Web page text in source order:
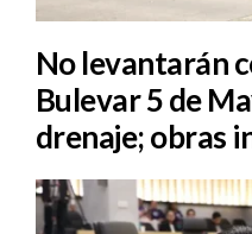
No levantarán
Bulevar 5 de
drenaje; obras